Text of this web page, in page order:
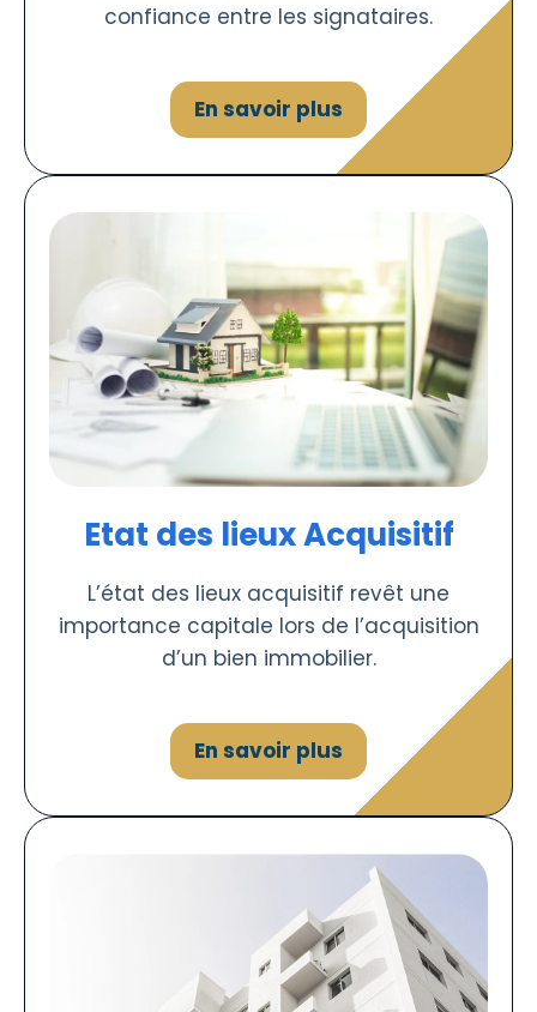
confiance entre les signataires.
En savoir plus
Etat des lieux Acquisitif
L’état des lieux acquisitif revêt une
importance capitale lors de l’acquisition
d’un bien immobilier.
En savoir plus